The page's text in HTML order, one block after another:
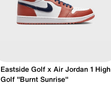
Eastside Golf x Air Jordan 1 High
Golf "Burnt Sunrise"